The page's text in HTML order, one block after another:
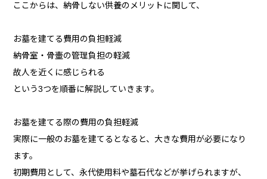
ここからは、納骨しない供養のメリットに関して、
お墓を建てる費用の負担軽減
納骨室・骨壷の管理負担の軽減
故人を近くに感じられる
という3つを順番に解説していきます。
お墓を建てる際の費用の負担軽減
実際に一般のお墓を建てるとなると、大きな費用が必要になり
ます。
初期費用として、永代使用料や墓石代などが挙げられますが、